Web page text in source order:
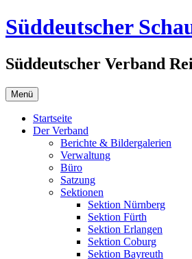
Zum
Inhalt
Süddeutscher
Süddeutscher Verband
Menü
Startseite
Der Verband
Berichte & Bildergalerien
Verwaltung
Büro
Satzung
Sektionen
Sektion Nürnberg
Sektion Fürth
Sektion Erlangen
Sektion Coburg
Sektion Bayreuth